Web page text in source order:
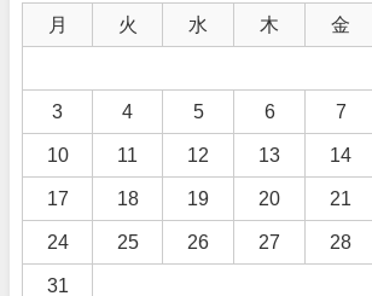
月 火 水 木 金
3 4 5 6 7
10 11 12 13 14
17 18 19 20 21
24 25 26 27 28
31